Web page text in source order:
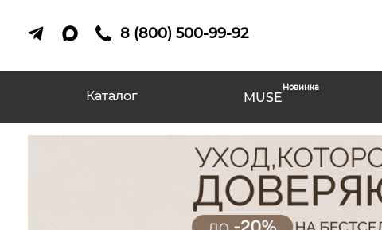
8 (800) 500-99-92
Каталог MUSE
Новинка